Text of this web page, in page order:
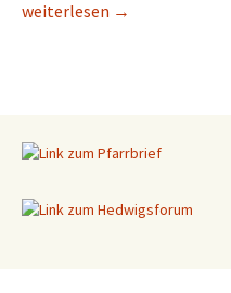
Misereor Fastensonntag 2023
weiterlesen →